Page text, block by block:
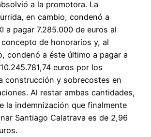
a la promotora. La
en cambio, condenó a
a pagar 7.285.000 de euros al
de honorarios y, al
condenó a éste último a pagar a
euros por los
construcción y sobrecostes en
Al restar ambas cantidades,
la indemnización que finalmente
Santiago Calatrava es de 2,96